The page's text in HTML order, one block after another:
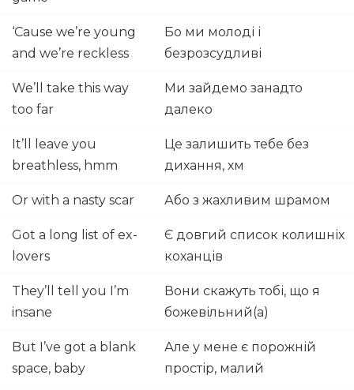
‘Cause we’re young
and we’re reckless
Бо ми молоді і
безрозсудливі
We’ll take this way
too far
Ми зайдемо занадто
далеко
It’ll leave you
breathless, hmm
Це залишить тебе без
дихання, хм
Or with a nasty scar Або з жахливим шрамом
Got a long list of ex-
lovers
Є довгий список колишніх
коханців
They’ll tell you I’m
insane
Вони скажуть тобі, що я
божевільний(а)
But I’ve got a blank
space, baby
Але у мене є порожній
простір, малий